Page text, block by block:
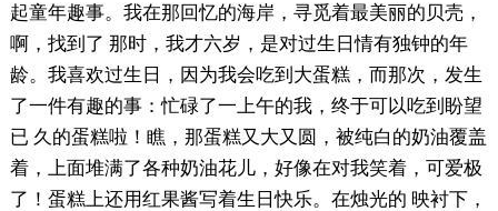
起童年趣事。我在那回忆的海岸，寻觅着最美丽的贝壳，
啊，找到了 那时，我才六岁，是对过生日情有独钟的年
龄。我喜欢过生日，因为我会吃到大蛋糕，而那次，发生
了一件有趣的事：忙碌了一上午的我，终于可以吃到盼望
已 久的蛋糕啦！瞧，那蛋糕又大又圆，被纯白的奶油覆盖
着，上面堆满了各种奶油花儿，好像在对我笑着，可爱极
了！蛋糕上还用红果酱写着生日快乐。在烛光的 映衬下，